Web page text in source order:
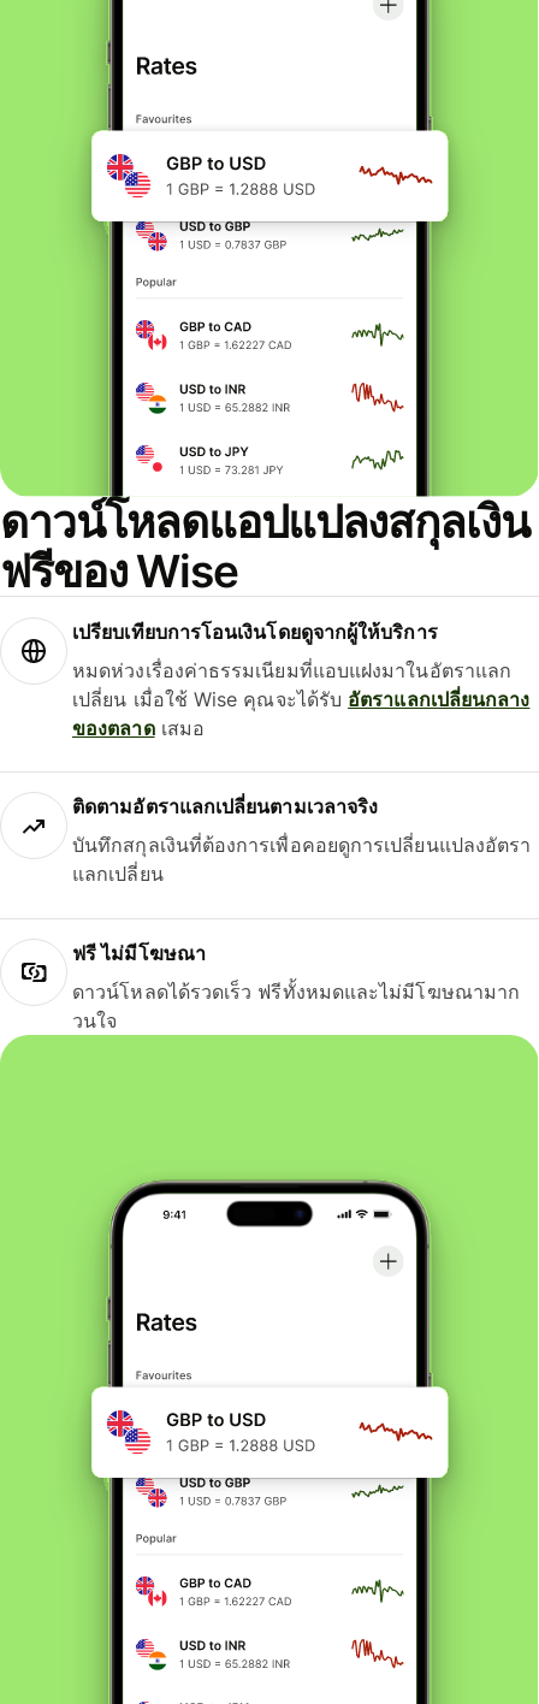
ดาวน์โหลดแอปแปลงสกุลเงิน
ฟรีของ Wise
เปรียบเทียบการโอนเงินโดยดูจากผู้ให้บริการ
หมดห่วงเรื่องค่าธรรมเนียมที่แอบแฝงมาในอัตราแลก
เปลี่ยน เมื่อใช้ Wise คุณจะได้รับ อัตราแลกเปลี่ยนกลาง
ของตลาดเสมอ
ติดตามอัตราแลกเปลี่ยนตามเวลาจริง
บันทึกสกุลเงินที่ต้องการเพื่อคอยดูการเปลี่ยนแปลงอัตรา
แลกเปลี่ยน
ฟรี ไม่มีโฆษณา
ดาวน์โหลดได้รวดเร็ว ฟรีทั้งหมดและไม่มีโฆษณามาก
วนใจ